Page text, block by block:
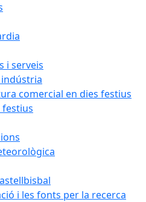
i serveis
comercial en dies festius
festius
i les fonts per la recerca